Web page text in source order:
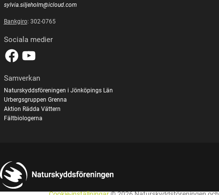
sylvia.siljeholm@icloud.com
Bankgiro: 302-0765
Sociala medier
Samverkan
Naturskyddsföreningen i Jönköpings Län
Urbergsgruppen Grenna
Aktion Rädda Vättern
Fältbiologerna